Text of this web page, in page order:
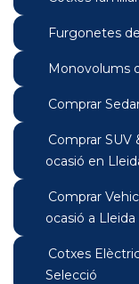
Furgonetes
Monovolums
Comprar
Comprar SUV
ocasió en
Comprar
ocasió a Lleida
Cotxes
Selecció